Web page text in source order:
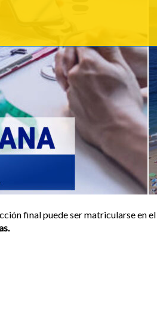
final puede ser matricularse en el